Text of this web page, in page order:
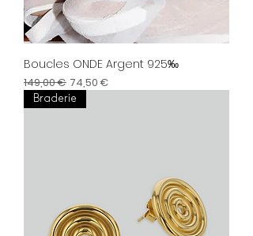
Boucles ONDE Argent 925‰
Prix original
149,00 € Prix promotionnel
74,50 €
Braderie